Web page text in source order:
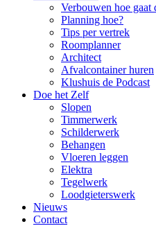
Verbouwen hoe gaat
Planning hoe?
Tips per vertrek
Roomplanner
Architect
Afvalcontainer huren
Klushuis de Podcast
Doe het Zelf
Slopen
Timmerwerk
Schilderwerk
Behangen
Vloeren leggen
Elektra
Tegelwerk
Loodgieterswerk
Nieuws
Contact